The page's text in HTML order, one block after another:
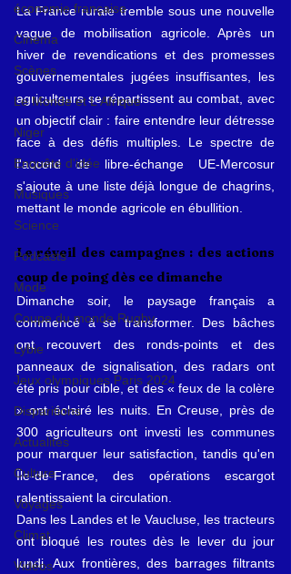
économie française
Cinéma
Scènes
Le Monde et L'Afrique
Niger
Enquête d'idée
Musiques
Science
Podcasts
Mode
Coupe du monde Rugby
Lybie
Jeux olympiques Paris 2024
Disparitions
Actualités
Culture
Voyages
Climat
Vidéos
La France rurale tremble sous une nouvelle
vague de mobilisation agricole. Après un
hiver de revendications et des promesses
gouvernementales jugées insuffisantes, les
agriculteurs se répartissent au combat, avec
un objectif clair : faire entendre leur détresse
face à des défis multiples. Le spectre de
l'accord de libre-échange UE-Mercosur
s'ajoute à une liste déjà longue de chagrins,
mettant le monde agricole en ébullition.
Le réveil des campagnes : des actions
coup de poing dès ce dimanche
Dimanche soir, le paysage français a
commencé à se transformer. Des bâches
ont recouvert des ronds-points et des
panneaux de signalisation, des radars ont
été pris pour cible, et des « feux de la colère
» ont éclairé les nuits. En Creuse, près de
300 agriculteurs ont investi les communes
pour marquer leur satisfaction, tandis qu'en
Île-de-France, des opérations escargot
ralentissaient la circulation.
Dans les Landes et le Vaucluse, les tracteurs
ont bloqué les routes dès le lever du jour
lundi. Aux frontières, des barrages filtrants